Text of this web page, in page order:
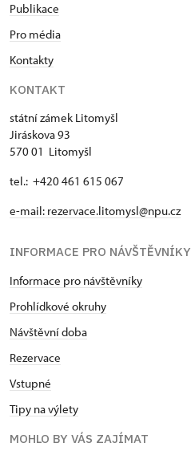
Publikace
Pro média
Kontakty
KONTAKT
státní zámek Litomyšl
Jiráskova 93
570 01 Litomyšl
tel.: +420 461 615 067
e-mail: rezervace.litomysl@npu.cz
INFORMACE PRO NÁVŠTĚVNÍKY
Informace pro návštěvníky
Prohlídkové okruhy
Návštěvní doba
Rezervace
Vstupné
Tipy na výlety
MOHLO BY VÁS ZAJÍMAT